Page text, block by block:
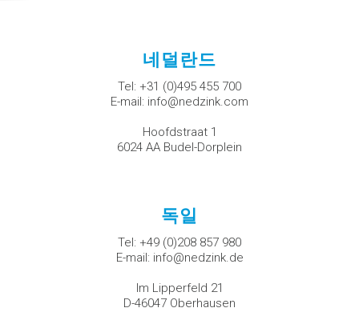
네덜란드
Tel: +31 (0)495 455 700
E-mail: info@nedzink.com
Hoofdstraat 1
6024 AA Budel-Dorplein
독일
Tel: +49 (0)208 857 980
E-mail: info@nedzink.de
Im Lipperfeld 21
D-46047 Oberhausen